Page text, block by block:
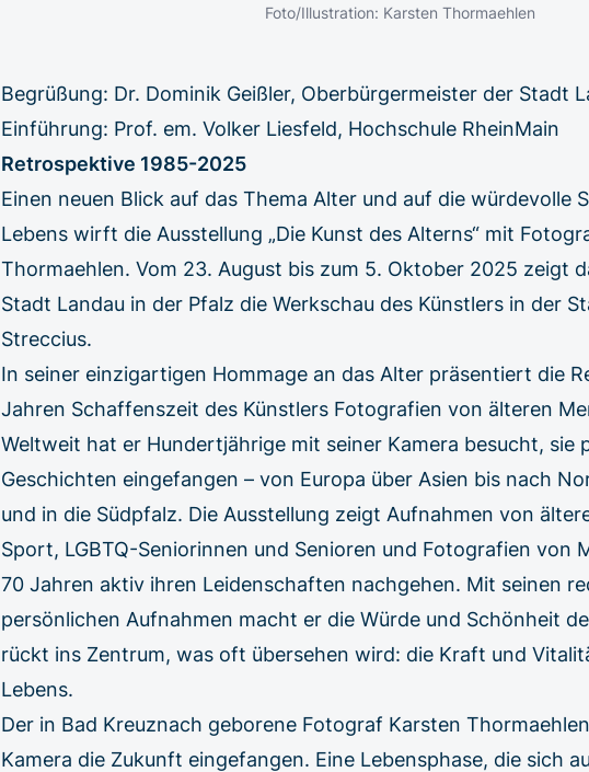
Foto/Illustration: Karsten Thormaehlen
Begrüßung: Dr. Dominik Geißler, Oberbürgermeister der Stadt
Einführung: Prof. em. Volker Liesfeld, Hochschule RheinMain
Retrospektive 1985-2025
Einen neuen Blick auf das Thema Alter und auf die würdevolle
Lebens wirft die Ausstellung „Die Kunst des Alterns“ mit
Thormaehlen. Vom 23. August bis zum 5. Oktober 2025 zeigt
Stadt Landau in der Pfalz die Werkschau des Künstlers in der
Streccius.
In seiner einzigartigen Hommage an das Alter präsentiert die
Jahren Schaffenszeit des Künstlers Fotografien von älteren
Weltweit hat er Hundertjährige mit seiner Kamera besucht,
Geschichten eingefangen – von Europa über Asien bis nach
und in die Südpfalz. Die Ausstellung zeigt Aufnahmen von
Sport, LGBTQ-Seniorinnen und Senioren und Fotografien von
70 Jahren aktiv ihren Leidenschaften nachgehen. Mit seinen
persönlichen Aufnahmen macht er die Würde und Schönheit
rückt ins Zentrum, was oft übersehen wird: die Kraft und
Lebens.
Der in Bad Kreuznach geborene Fotograf Karsten
Kamera die Zukunft eingefangen. Eine Lebensphase, die sich